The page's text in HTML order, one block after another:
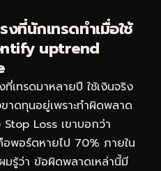
ที่นักเทรดทำเมื่อใช้
uptrend
เทรดมาหลายปี ใช้เงินจริง
ดทุนอยู่เพราะทำผิดพลาด
Loss เขาบอกว่า
อพอร์ตหายไป 70% ภายใน
มรู้ว่า ข้อผิดพลาดเหล่านี้มี